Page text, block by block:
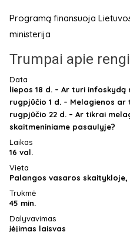
Programą finansuoja
ministerija
Trumpai apie
Data
liepos 18 d. – Ar turi
rugpjūčio 1 d. – Melagienos
rugpjūčio 22 d. – Ar tikrai
skaitmeniniame pasaulyje?
Laikas
16 val.
Vieta
Palangos vasaros skaitykloje,
Trukmė
45 min.
Dalyvavimas
įėjimas laisvas